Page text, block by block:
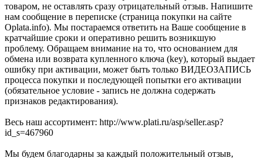
товаром, не оставлять сразу отрицательный отзыв. Напишите
нам сообщение в переписке (страница покупки на сайте
Oplata.info). Мы постараемся ответить на Ваше сообщение в
кратчайшие сроки и оперативно решить возникшую
проблему. Обращаем внимание на то, что основанием для
обмена или возврата купленного ключа (key), который выдает
ошибку при активации, может быть только ВИДЕОЗАПИСЬ
процесса покупки и последующей попытки его активации
(обязательное условие - запись не должна содержать
признаков редактирования).
Весь наш ассортимент: http://www.plati.ru/asp/seller.asp?
id_s=467960
Мы будем благодарны за каждый положительный отзыв,